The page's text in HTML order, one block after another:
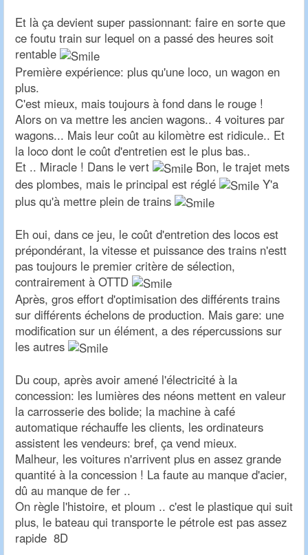
Et là ça devient super passionnant: faire en sorte que
ce foutu train sur lequel on a passé des heures soit
rentable
Première expérience: plus qu'une loco, un wagon en
plus.
C'est mieux, mais toujours à fond dans le rouge !
Alors on va mettre les ancien wagons.. 4 voitures par
wagons... Mais leur coût au kilomètre est ridicule.. Et
la loco dont le coût d'entretien est le plus bas..
Et .. Miracle ! Dans le vert
Bon, le trajet mets
des plombes, mais le principal est réglé
Y'a
plus qu'à mettre plein de trains
Eh oui, dans ce jeu, le coût d'entretion des locos est
prépondérant, la vitesse et puissance des trains n'estt
pas toujours le premier critère de sélection,
contrairement à OTTD
Après, gros effort d'optimisation des différents trains
sur différents échelons de production. Mais gare: une
modification sur un élément, a des répercussions sur
les autres
Du coup, après avoir amené l'électricité à la
concession: les lumières des néons mettent en valeur
la carrosserie des bolide; la machine à café
automatique réchauffe les clients, les ordinateurs
assistent les vendeurs: bref, ça vend mieux.
Malheur, les voitures n'arrivent plus en assez grande
quantité à la concession ! La faute au manque d'acier,
dû au manque de fer ..
On règle l'histoire, et ploum .. c'est le plastique qui suit
plus, le bateau qui transporte le pétrole est pas assez
rapide 8D